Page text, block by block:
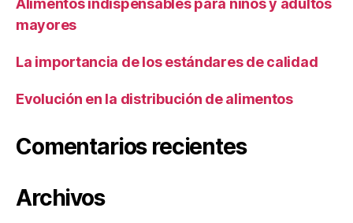
mayores
La importancia de los estándares de calidad
Evolución en la distribución de alimentos
Comentarios recientes
Archivos